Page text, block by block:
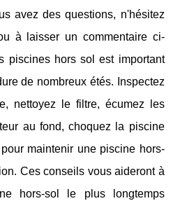
avez des questions, n'hésitez
à laisser un commentaire ci-
piscines hors sol est important
de nombreux étés. Inspectez
nettoyez le filtre, écumez les
au fond, choquez la piscine
maintenir une piscine hors-
Ces conseils vous aideront à
hors-sol le plus longtemps